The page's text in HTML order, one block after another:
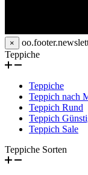
×
Teppiche
Teppiche
Teppich nach
Teppich Rund
Teppich
Teppich Sale
Teppiche Sorten